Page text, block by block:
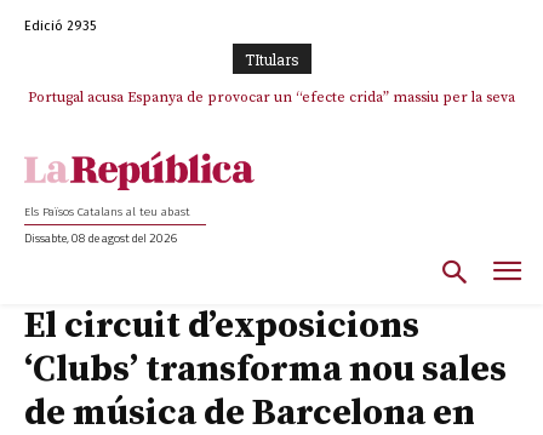
Edició 2935
TItulars
Portugal acusa Espanya de provocar un “efecte crida” massiu per la seva
Els Països Catalans al teu abast
Dissabte, 08 de agost del 2026
El circuit d’exposicions
‘Clubs’ transforma nou sales
de música de Barcelona en